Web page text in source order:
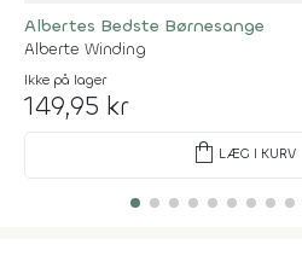
Albertes Bedste Børnesange
Alberte Winding
Ikke på lager
149,95 kr
shopping_bag LÆG I KURV